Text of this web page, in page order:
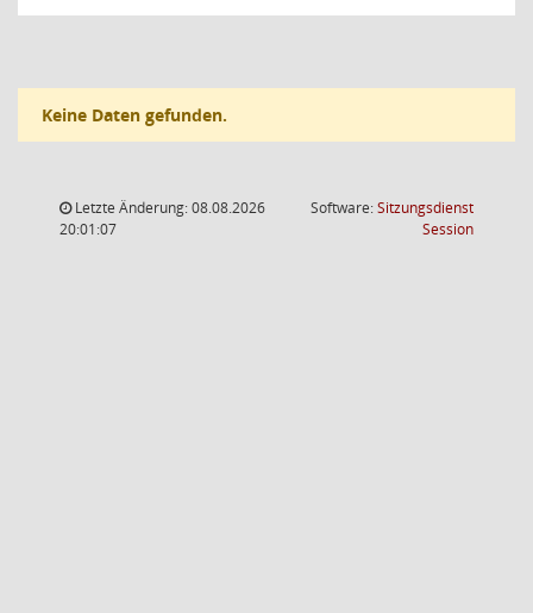
Keine Daten gefunden.
Letzte Änderung: 08.08.2026
20:01:07
Software:Sitzungsdienst
Session(Wird in